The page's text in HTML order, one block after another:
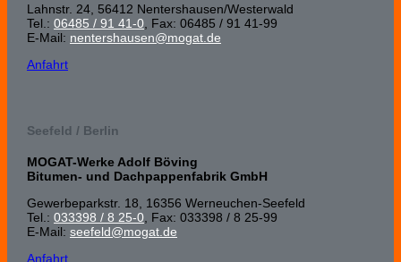
Lahnstr. 24, 56412 Nenters­hausen/Wester­wald
Tel.: 06485 / 91 41-0 , Fax: 06485 / 91 41-99
E-Mail: nentershausen@mogat.de
Anfahrt
Seefeld / Berlin
MOGAT-Werke Adolf Böving
Bitumen- und Dachpappenfabrik GmbH
Gewerbeparkstr. 18, 16356 Werneuchen-Seefeld
Tel.: 033398 / 8 25-0 , Fax: 033398 / 8 25-99
E-Mail: seefeld@mogat.de
Anfahrt